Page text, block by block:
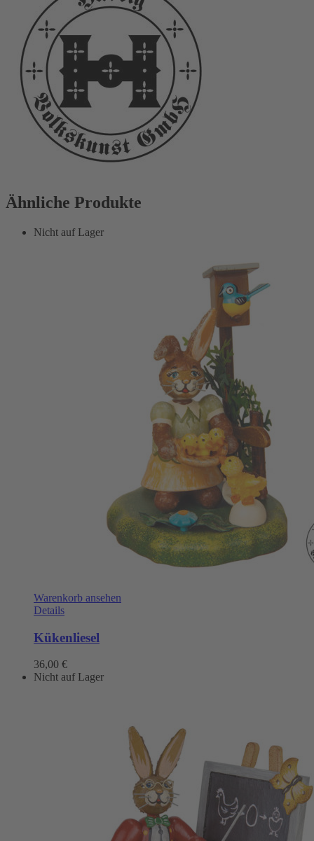
Ähnliche Produkte
Nicht auf Lager
Warenkorb ansehen
Details
Kükenliesel
36,00 €
Nicht auf Lager